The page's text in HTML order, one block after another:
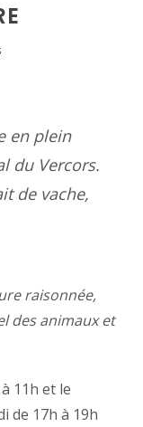
en plein
du Vercors.
de vache,
raisonnée,
des animaux et
11h et le
de 17h à 19h